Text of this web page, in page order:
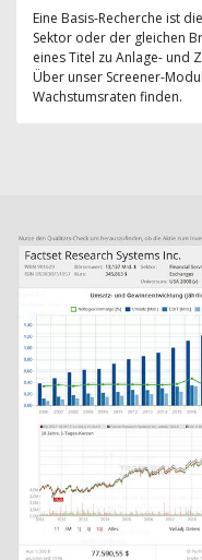
Eine Basis-Recherche ist
Sektor oder der gleichen
eines Titel zu Anlage- und
Über unser Screener-
Wachstumsraten finden.